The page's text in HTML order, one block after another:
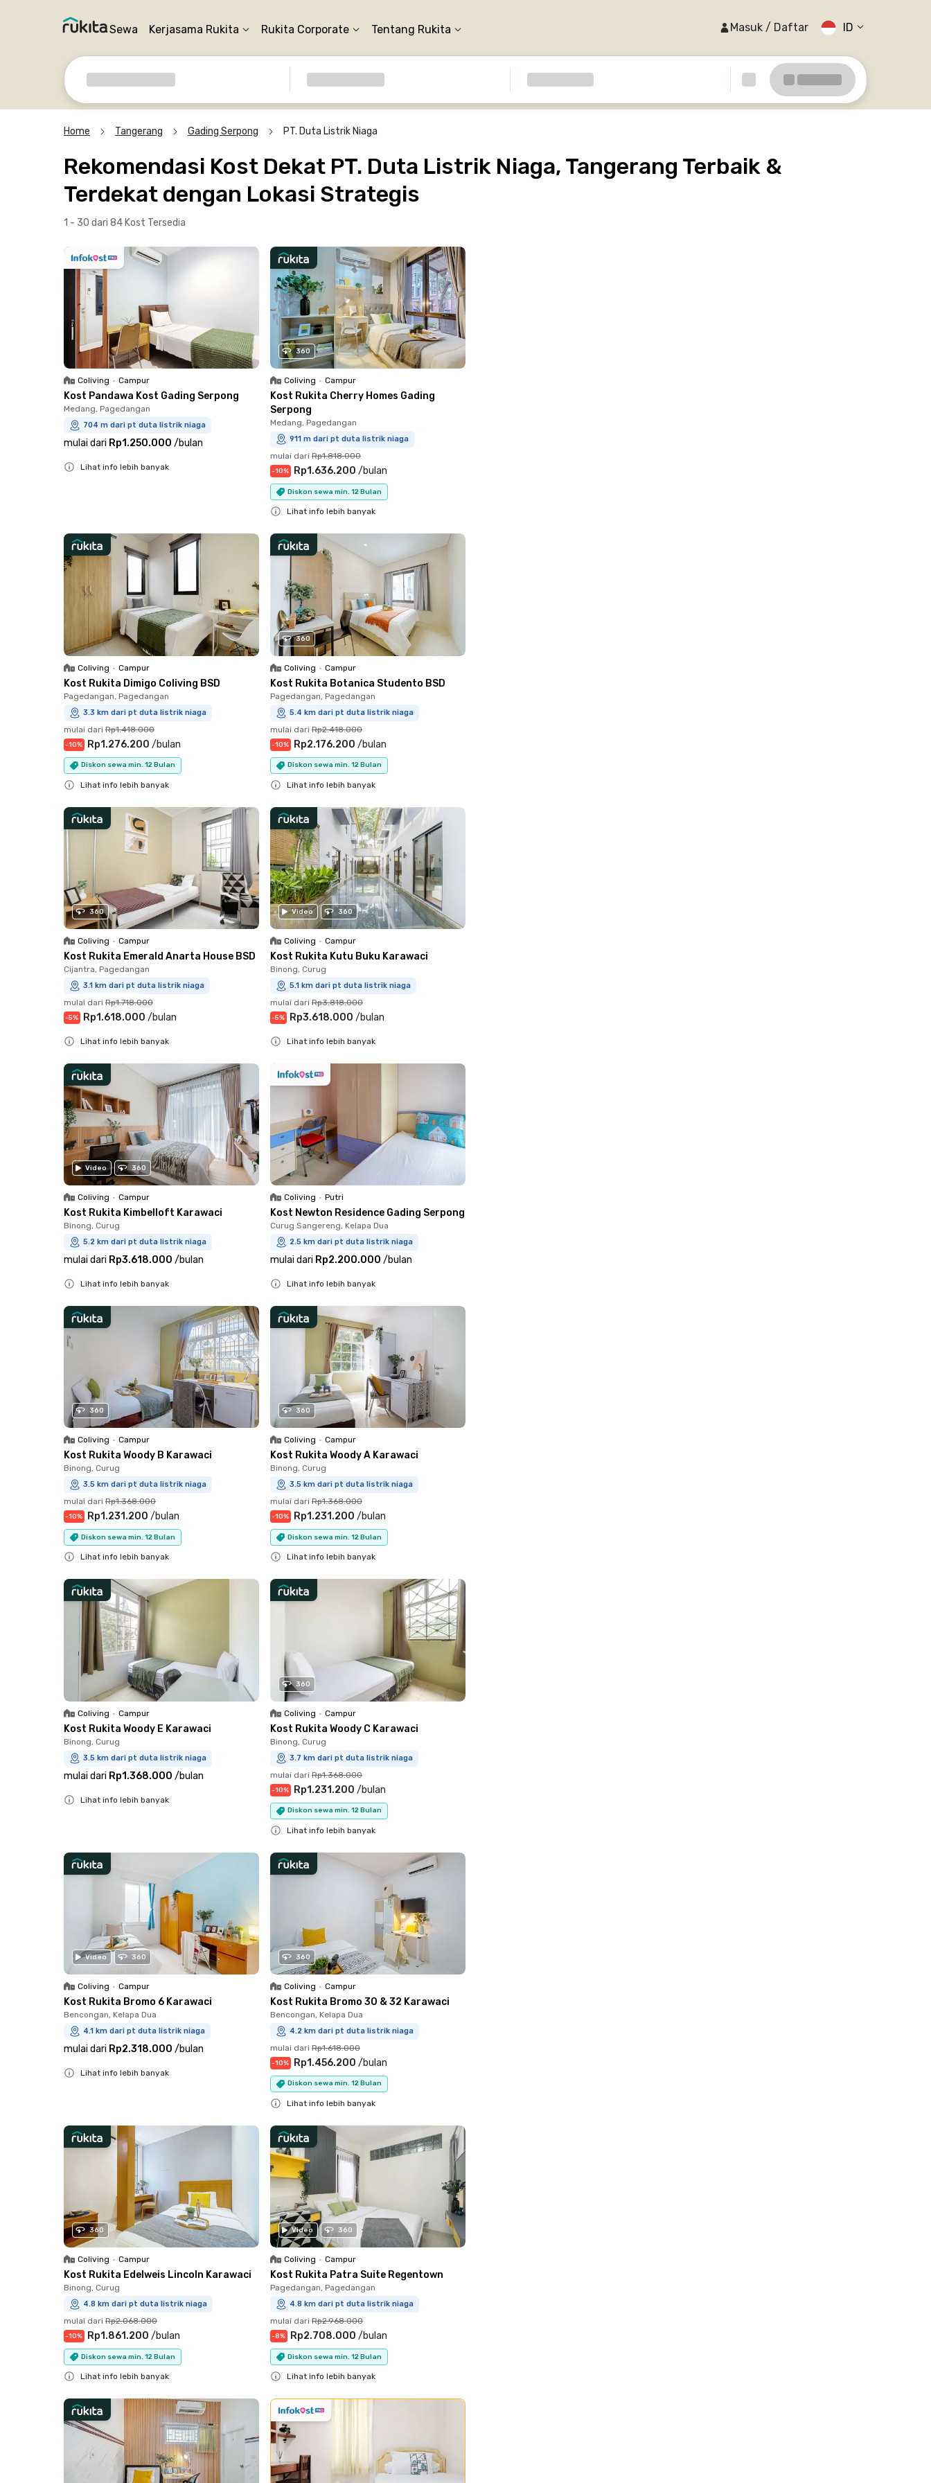
Sewa Kerjasama Rukita Rukita Corporate Tentang Rukita Masuk / Daftar ID
Home Tangerang Gading Serpong PT. Duta Listrik Niaga
Rekomendasi Kost Dekat PT. Duta Listrik Niaga, Tangerang Terbaik &
Terdekat dengan Lokasi Strategis
1 - 30 dari 84 Kost Tersedia
Coliving • Campur
Kost Pandawa Kost Gading Serpong
Medang, Pagedangan
704 m dari pt duta listrik niaga
mulai dari Rp1.250.000 /bulan
Lihat info lebih banyak
360
Coliving • Campur
Kost Rukita Cherry Homes Gading
Serpong
Medang, Pagedangan
911 m dari pt duta listrik niaga
mulai dari Rp1.818.000
-10% Rp1.636.200 /bulan
Diskon sewa min. 12 Bulan
Lihat info lebih banyak
Coliving • Campur
Kost Rukita Dimigo Coliving BSD
Pagedangan, Pagedangan
3.3 km dari pt duta listrik niaga
mulai dari Rp1.418.000
-10% Rp1.276.200 /bulan
Diskon sewa min. 12 Bulan
Lihat info lebih banyak
360
Coliving • Campur
Kost Rukita Botanica Studento BSD
Pagedangan, Pagedangan
5.4 km dari pt duta listrik niaga
mulai dari Rp2.418.000
-10% Rp2.176.200 /bulan
Diskon sewa min. 12 Bulan
Lihat info lebih banyak
360
Coliving • Campur
Kost Rukita Emerald Anarta House BSD
Cijantra, Pagedangan
3.1 km dari pt duta listrik niaga
mulai dari Rp1.718.000
-5% Rp1.618.000 /bulan
Lihat info lebih banyak
Video 360
Coliving • Campur
Kost Rukita Kutu Buku Karawaci
Binong, Curug
5.1 km dari pt duta listrik niaga
mulai dari Rp3.818.000
-5% Rp3.618.000 /bulan
Lihat info lebih banyak
Video 360
Coliving • Campur
Kost Rukita Kimbelloft Karawaci
Binong, Curug
5.2 km dari pt duta listrik niaga
mulai dari Rp3.618.000 /bulan
Lihat info lebih banyak
Coliving • Putri
Kost Newton Residence Gading Serpong
Curug Sangereng, Kelapa Dua
2.5 km dari pt duta listrik niaga
mulai dari Rp2.200.000 /bulan
Lihat info lebih banyak
360
Coliving • Campur
Kost Rukita Woody B Karawaci
Binong, Curug
3.5 km dari pt duta listrik niaga
mulai dari Rp1.368.000
-10% Rp1.231.200 /bulan
Diskon sewa min. 12 Bulan
Lihat info lebih banyak
360
Coliving • Campur
Kost Rukita Woody A Karawaci
Binong, Curug
3.5 km dari pt duta listrik niaga
mulai dari Rp1.368.000
-10% Rp1.231.200 /bulan
Diskon sewa min. 12 Bulan
Lihat info lebih banyak
Coliving • Campur
Kost Rukita Woody E Karawaci
Binong, Curug
3.5 km dari pt duta listrik niaga
mulai dari Rp1.368.000 /bulan
Lihat info lebih banyak
360
Coliving • Campur
Kost Rukita Woody C Karawaci
Binong, Curug
3.7 km dari pt duta listrik niaga
mulai dari Rp1.368.000
-10% Rp1.231.200 /bulan
Diskon sewa min. 12 Bulan
Lihat info lebih banyak
Video 360
Coliving • Campur
Kost Rukita Bromo 6 Karawaci
Bencongan, Kelapa Dua
4.1 km dari pt duta listrik niaga
mulai dari Rp2.318.000 /bulan
Lihat info lebih banyak
360
Coliving • Campur
Kost Rukita Bromo 30 & 32 Karawaci
Bencongan, Kelapa Dua
4.2 km dari pt duta listrik niaga
mulai dari Rp1.618.000
-10% Rp1.456.200 /bulan
Diskon sewa min. 12 Bulan
Lihat info lebih banyak
360
Coliving • Campur
Kost Rukita Edelweis Lincoln Karawaci
Binong, Curug
4.8 km dari pt duta listrik niaga
mulai dari Rp2.068.000
-10% Rp1.861.200 /bulan
Diskon sewa min. 12 Bulan
Lihat info lebih banyak
Video 360
Coliving • Campur
Kost Rukita Patra Suite Regentown
Pagedangan, Pagedangan
4.8 km dari pt duta listrik niaga
mulai dari Rp2.968.000
-8% Rp2.708.000 /bulan
Diskon sewa min. 12 Bulan
Lihat info lebih banyak